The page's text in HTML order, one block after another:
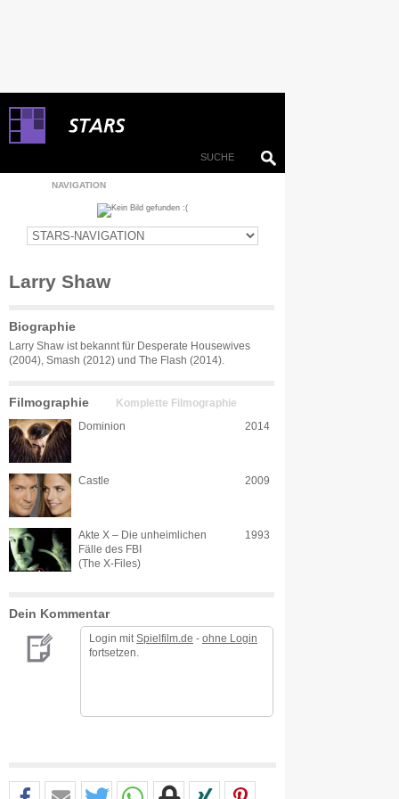
NAVIGATION
Larry Shaw
Biographie
Larry Shaw ist bekannt für Desperate Housewives
(2004), Smash (2012) und The Flash (2014).
Filmographie Komplette Filmographie
Dominion 2014
Castle 2009
Akte X – Die unheimlichen
Fälle des FBI
(The X-Files)
1993
Dein Kommentar
Login mit Spielfilm.de - ohne Login
fortsetzen.